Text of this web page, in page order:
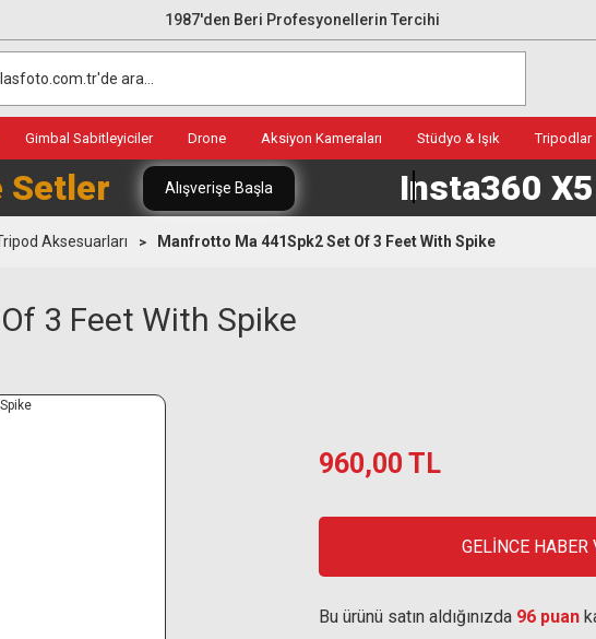
1987'den Beri Profesyonellerin Tercihi
Gimbal Sabitleyiciler Drone Aksiyon Kameraları Stüdyo & Işık Tripodlar
Setler Alışverişe Başla Insta360 X5
Aksesuarları Manfrotto Ma 441Spk2 Set Of 3 Feet With Spike
3 Feet With Spike
960,00 TL
GELİNCE HABER
Bu ürünü satın aldığınızda 96 puan